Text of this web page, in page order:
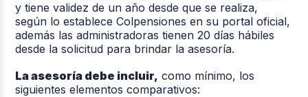
y tiene validez de un año desde que se realiza,
según lo establece Colpensiones en su portal oficial,
además las administradoras tienen 20 días hábiles
desde la solicitud para brindar la asesoría.
La asesoría debe incluir, como mínimo, los
siguientes elementos comparativos: